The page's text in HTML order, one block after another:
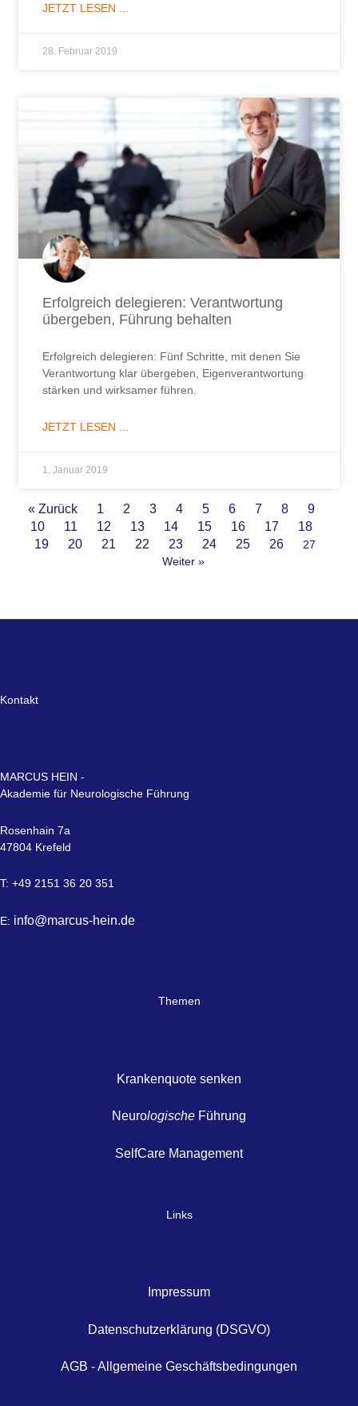
JETZT LESEN ...
28. Februar 2019
Erfolgreich delegieren: Verantwortung
übergeben, Führung behalten
Erfolgreich delegieren: Fünf Schritte, mit denen Sie
Verantwortung klar übergeben, Eigenverantwortung
stärken und wirksamer führen.
JETZT LESEN ...
1. Januar 2019
« Zurück 1 2 3 4 5 6 7 8
9
10
11 12 13 14 15 16 17
18
19
20 21 22 23 24 25 26
27
Weiter »
Kontakt
MARCUS HEIN -
Akademie für Neurologische Führung
Rosenhain 7a
47804 Krefeld
T: +49 2151 36 20 351
E: info@marcus-hein.de
Themen
Krankenquote senken
Neurologische Führung
SelfCare Management
Links
Impressum
Datenschutzerklärung (DSGVO)
AGB - Allgemeine Geschäftsbedingungen